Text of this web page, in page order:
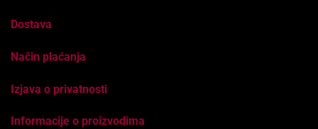
Dostava
Način plaćanja
Izjava o privatnosti
Informacije o proizvodima